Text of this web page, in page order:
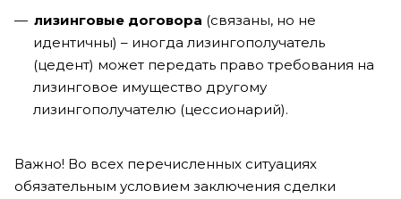
лизинговые договора (связаны, но не
идентичны) – иногда лизингополучатель
(цедент) может передать право требования на
лизинговое имущество другому
лизингополучателю (цессионарий).
Важно! Во всех перечисленных ситуациях
обязательным условием заключения сделки